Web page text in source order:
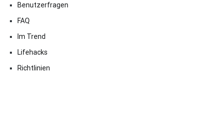
Benutzerfragen
FAQ
Im Trend
Lifehacks
Richtlinien